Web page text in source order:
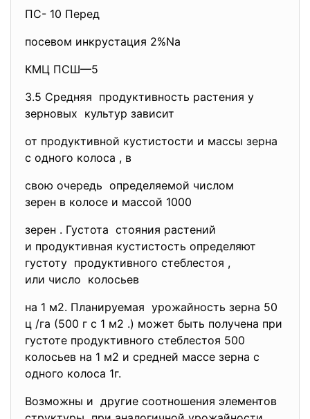
ПС- 10 Перед
посевом инкрустация 2%Nа
КМЦ ПСШ—5
3.5 Средняя продуктивность растения у
зерновых культур зависит
от продуктивной кустистости и массы зерна
с одного колоса , в
свою очередь определяемой числом
зерен в колосе и массой 1000
зерен . Густота стояния растений
и продуктивная кустистость определяют
густоту продуктивного стеблестоя ,
или число колосьев
на 1 м2. Планируемая урожайность зерна 50
ц /га (500 г с 1 м2 .) может быть получена при
густоте продуктивного стеблестоя 500
колосьев на 1 м2 и средней массе зерна с
одного колоса 1г.
Возможны и другие соотношения элементов